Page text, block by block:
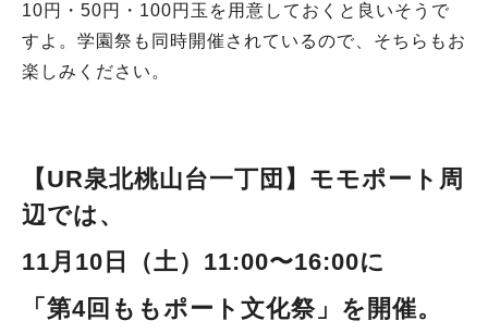
10円・50円・100円玉を用意しておくと良いそうで
すよ。学園祭も同時開催されているので、そちらもお
楽しみください。
【UR泉北桃山台一丁団 】モモポート周
辺では、
11月10日（土）11:00〜16:00に
「第4回ももポート文化祭」 を開催。